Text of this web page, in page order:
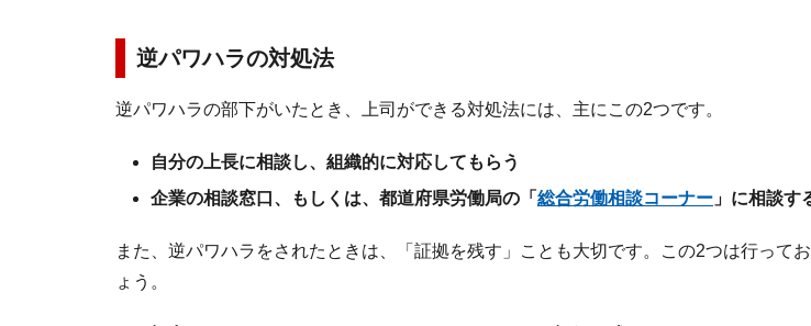
逆パワハラの対処法
逆パワハラの部下がいたとき、上司ができる対処法には、主にこの2つです。
自分の上長に相談し、組織的に対応してもらう
企業の相談窓口、もしくは、都道府県労働局の「 総合労働相談コーナー 」に相談す
また、逆パワハラをされたときは、「証拠を残す」ことも大切です。この2つは行って
ょう。